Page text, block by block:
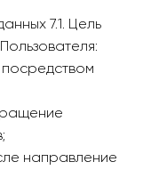
7.1. Цель
направление